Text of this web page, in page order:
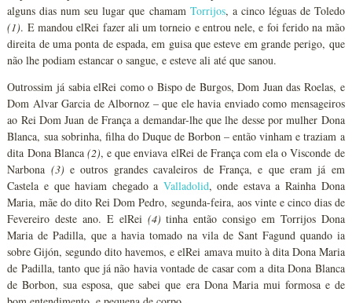
alguns dias num seu lugar que chamam Torrijos, a cinco léguas de Toledo
(1). E mandou elRei fazer ali um torneio e entrou nele, e foi ferido na mão
direita de uma ponta de espada, em guisa que esteve em grande perigo, que
não lhe podiam estancar o sangue, e esteve ali até que sanou.
Outrossim já sabia elRei como o Bispo de Burgos, Dom Juan das Roelas, e
Dom Alvar Garcia de Albornoz – que ele havia enviado como mensageiros
ao Rei Dom Juan de França a demandar-lhe que lhe desse por mulher Dona
Blanca, sua sobrinha, filha do Duque de Borbon – então vinham e traziam a
dita Dona Blanca (2), e que enviava elRei de França com ela o Visconde de
Narbona (3) e outros grandes cavaleiros de França, e que eram já em
Castela e que haviam chegado a Valladolid, onde estava a Rainha Dona
Maria, mãe do dito Rei Dom Pedro, segunda-feira, aos vinte e cinco dias de
Fevereiro deste ano. E elRei (4) tinha então consigo em Torrijos Dona
Maria de Padilla, que a havia tomado na vila de Sant Fagund quando ia
sobre Gijón, segundo dito havemos, e elRei amava muito à dita Dona Maria
de Padilla, tanto que já não havia vontade de casar com a dita Dona Blanca
de Borbon, sua esposa, que sabei que era Dona Maria mui formosa e de